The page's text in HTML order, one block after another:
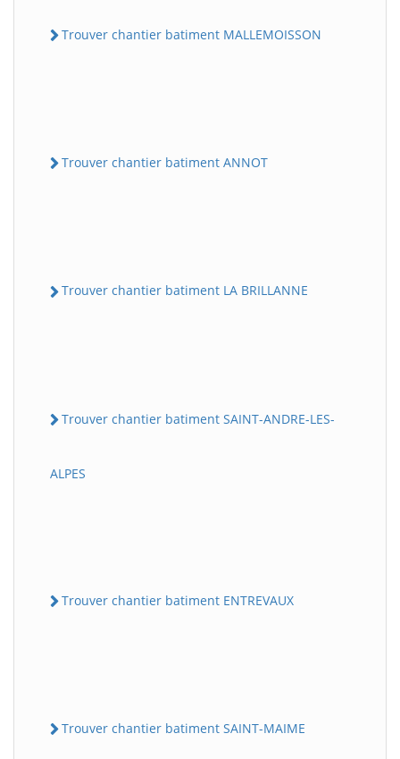
Trouver chantier batiment MALLEMOISSON
Trouver chantier batiment ANNOT
Trouver chantier batiment LA BRILLANNE
Trouver chantier batiment SAINT-ANDRE-LES-
ALPES
Trouver chantier batiment ENTREVAUX
Trouver chantier batiment SAINT-MAIME